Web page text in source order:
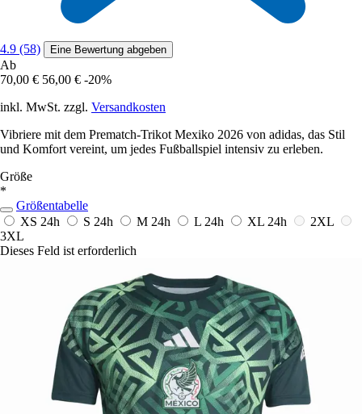
4.9 (58) Eine Bewertung abgeben
Ab
70,00 € 56,00 € -20%
inkl. MwSt. zzgl. Versandkosten
Vibriere mit dem Prematch-Trikot Mexiko 2026 von adidas, das Stil
und Komfort vereint, um jedes Fußballspiel intensiv zu erleben.
Größe
*
Größentabelle
XS 24h S 24h M 24h L 24h XL 24h
2XL
3XL
Dieses Feld ist erforderlich